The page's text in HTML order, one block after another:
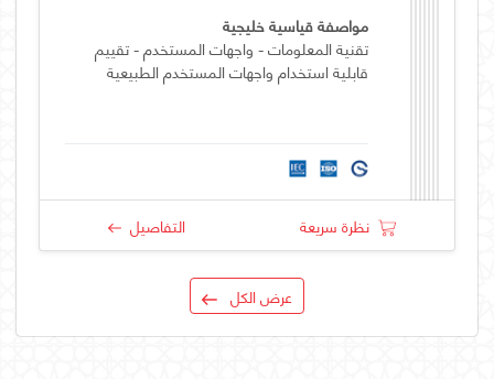
مواصفة قياسية خليجية
تقنية المعلومات - واجهات المستخدم - تقييم
قابلية استخدام واجهات المستخدم الطبيعية
نظرة سريعة التفاصيل
عرض الكل